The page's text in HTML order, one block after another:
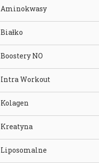
Aminokwasy
Białko
Boostery NO
Intra Workout
Kolagen
Kreatyna
Liposomalne